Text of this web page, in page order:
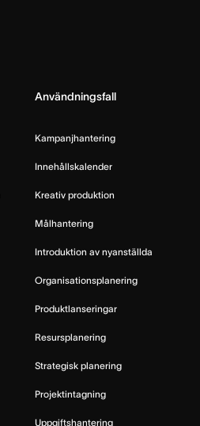
Användningsfall
Kampanjhantering
Innehållskalender
Kreativ produktion
Målhantering
Introduktion av nyanställda
Organisationsplanering
Produktlanseringar
Resursplanering
Strategisk planering
Projektintagning
Uppgiftshantering